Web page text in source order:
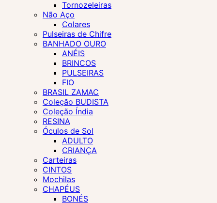
Tornozeleiras
Não Aço
Colares
Pulseiras de Chifre
BANHADO OURO
ANÉIS
BRINCOS
PULSEIRAS
FIO
BRASIL ZAMAC
Coleção BUDISTA
Coleção Índia
RESINA
Óculos de Sol
ADULTO
CRIANÇA
Carteiras
CINTOS
Mochilas
CHAPÉUS
BONÉS